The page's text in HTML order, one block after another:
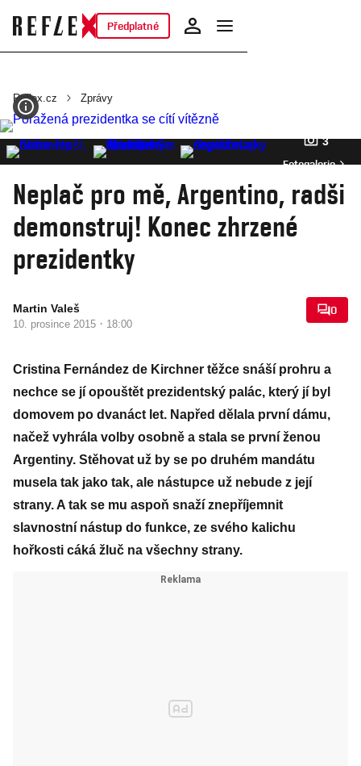
Předplatné
Reflex.cz Zprávy
3
Fotogalerie
Neplač pro mě, Argentino, radši
demonstruj! Konec zhrzené
prezidentky
Martin Valeš
10. prosince 2015 · 18:00
0
Cristina Fernández de Kirchner těžce snáší prohru a
nechce se jí opouštět prezidentský palác, který jí byl
domovem po dvanáct let. Napřed dělala první dámu,
načež vyhrála volby osobně a stala se první ženou
Argentiny. Stěhovat už by se po druhém mandátu
musela tak jako tak, ale nástupce už nebude z její
strany. A tak se mu aspoň snaží znepříjemnit
slavnostní nástup do funkce, ze svého kalichu
hořkosti cáká žluč na všechny strany.